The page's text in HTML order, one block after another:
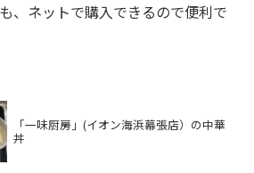
、ネットで購入できるので便利で
「一味厨房」(イオン海浜幕張店）の中華
丼